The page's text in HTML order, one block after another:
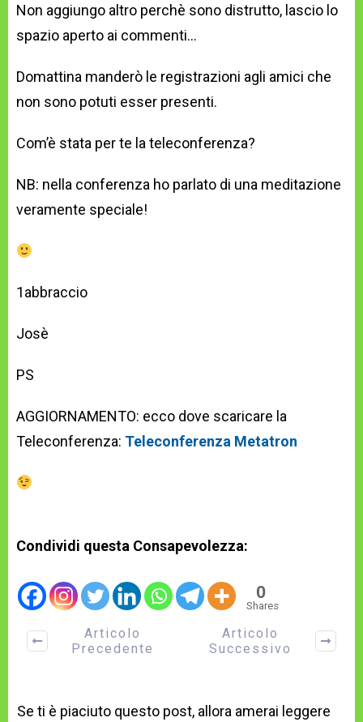
Non aggiungo altro perchè sono distrutto, lascio lo
spazio aperto ai commenti…
Domattina manderò le registrazioni agli amici che
non sono potuti esser presenti.
Com’è stata per te la teleconferenza?
NB: nella conferenza ho parlato di una meditazione
veramente speciale!
1abbraccio
Josè
PS
AGGIORNAMENTO: ecco dove scaricare la
Teleconferenza: Teleconferenza Metatron
Condividi questa Consapevolezza:
0
Shares
Articolo
Precedente
Articolo
Successivo
Se ti è piaciuto questo post, allora amerai leggere